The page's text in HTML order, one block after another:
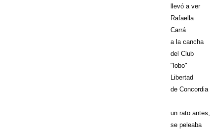
llevó a ver
Rafaella
Carrá
a la cancha
del Club
"lobo"
Libertad
de Concordia
un rato antes,
se peleaba